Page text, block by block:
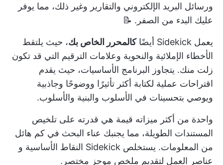
ورسائل البريد الإلكتروني والتقارير وغير ذلك، مما يوفر
عليك البدء من الصفر. 📝
يعمل Sidekick أيضًا كالمحرر الخاص بك، حيث يلتقط
الأخطاء الإملائية والنحوية وعلامات الترقيم التي قد تكون
زلت منك. يتجاوز البرنامج الأساسيات، حيث يقدم
اقتراحات عملية لكتابة أكثر تأثيرًا ووضوحًا وجاذبية
ويوصي بتحسينات في الأسلوب والبنية والأسلوب.
واحدة من أكثر ميزاته قيمة هي قدرته على تلخيص
المستندات الطويلة، مما يجنبك عناء البحث في كم هائل
من المعلومات. يستخلص Sidekick النقاط الأساسية و
عناصر العمل لتقديم ملخص موجز مختصر.